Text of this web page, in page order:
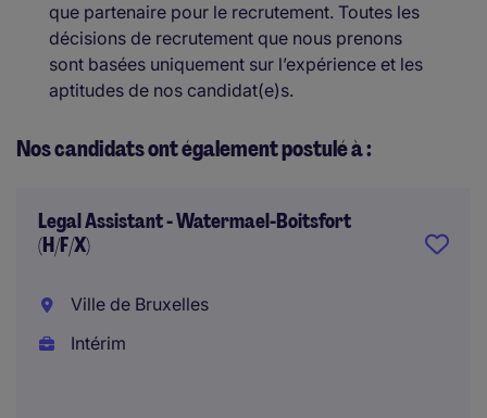
que partenaire pour le recrutement. Toutes les
décisions de recrutement que nous prenons
sont basées uniquement sur l’expérience et les
aptitudes de nos candidat(e)s.
Nos candidats ont également postulé à :
Legal Assistant - Watermael-Boitsfort
(H/F/X)
Ville de Bruxelles
Intérim